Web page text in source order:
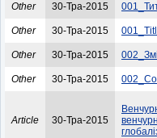
Other 30-Тра-2015
Other 30-Тра-2015
Other 30-Тра-2015
Other 30-Тра-2015
Article 30-Тра-2015